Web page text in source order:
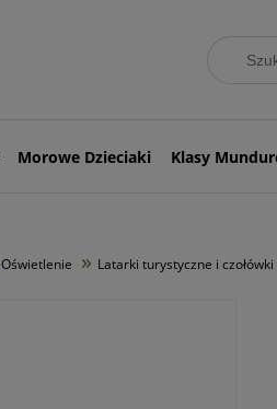
Morowe Dzieciaki Klasy
Oświetlenie » Latarki turystyczne i czołówki